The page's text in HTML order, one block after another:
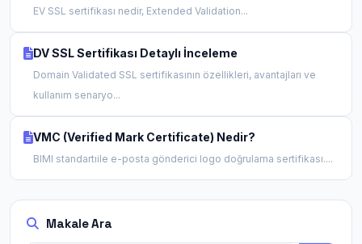
EV SSL sertifikası nedir, Extended Validation...
DV SSL Sertifikası Detaylı İnceleme
Domain Validated SSL sertifikasının özellikleri, avantajları ve
kullanım senaryo...
VMC (Verified Mark Certificate) Nedir?
BIMI standartıile e-posta gönderici logo doğrulama sertifikası....
Makale Ara